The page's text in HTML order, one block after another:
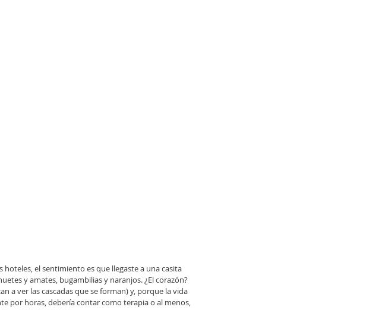
el sentimiento es que llegaste a una casita
y amates, bugambilias y naranjos. ¿El corazón?
a ver las cascadas que se forman) y, porque la vida
por horas, debería contar como terapia o al menos,